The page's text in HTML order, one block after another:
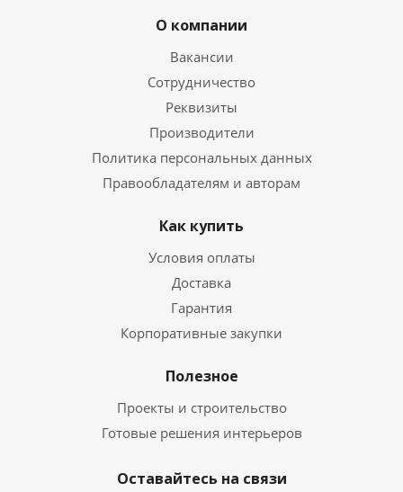
О компании
Вакансии
Сотрудничество
Реквизиты
Производители
Политика персональных данных
Правообладателям и авторам
Как купить
Условия оплаты
Доставка
Гарантия
Корпоративные закупки
Полезное
Проекты и строительство
Готовые решения интерьеров
Оставайтесь на связи